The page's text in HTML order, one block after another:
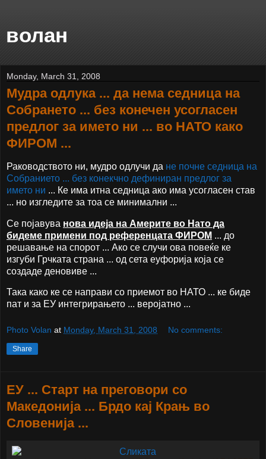
волан
Monday, March 31, 2008
Мудра одлука ... да нема седница на
Собрането ... без конечен усогласен
предлог за името ни ... во НАТО како
ФИРОМ ...
Раководството ни, мудро одлучи да не почне седница на
Собранието ... без конекчно дефиниран предлог за
името ни ... Ке има итна седница ако има усогласен став
... но изгледите за тоа се минимални ...
Се појавува нова идеја на Америте во Нато да
бидеме примени под референцата ФИРОМ ... до
решавање на спорот ... Ако се случи ова повеќе ке
изгуби Грчката страна ... од сета еуфорија која се
создаде деновиве ...
Така како ке се направи со приемот во НАТО ... ке биде
пат и за ЕУ интегрирањето ... веројатно ...
Photo Volan at Monday, March 31, 2008 No comments:
Share
ЕУ ... Старт на преговори со
Македонија ... Брдо кај Крањ во
Словенија ...